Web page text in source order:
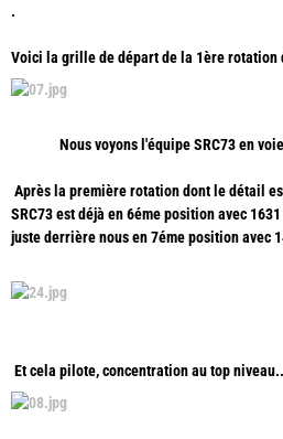
.
Voici la grille de départ de la 1ère rotation
Nous voyons l'équipe SRC73 en
Après la première rotation dont le détail
SRC73 est déjà en 6éme position avec
juste derrière nous en 7éme position avec
Et cela pilote, concentration au top